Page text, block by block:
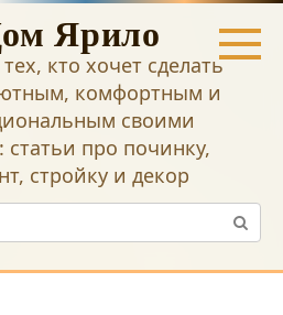
Ярило
кто хочет сделать
комфортным и
своими
статьи про починку,
стройку и декор